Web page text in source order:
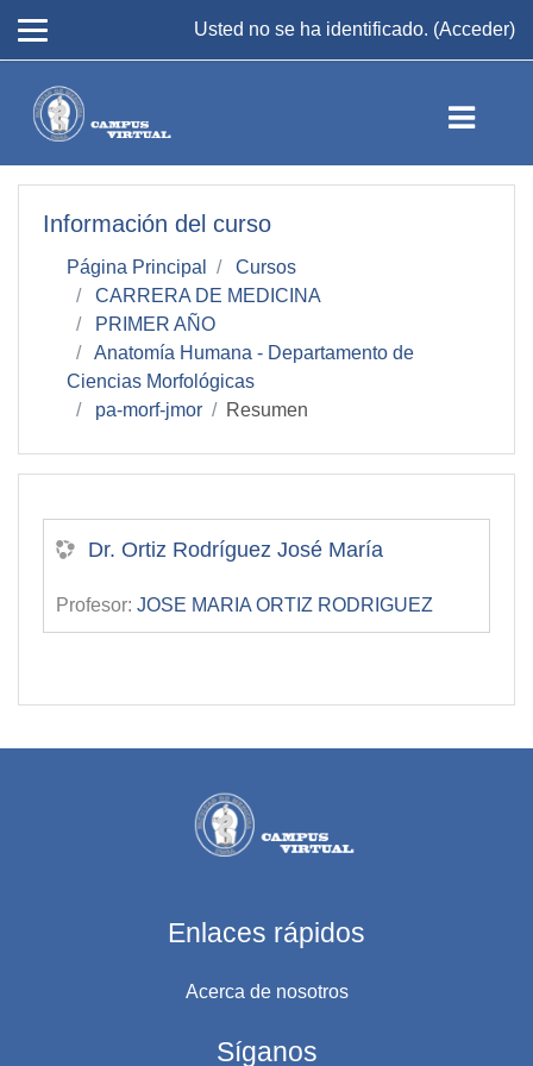
Usted no se ha identificado. (Acceder)
Información del curso
Página Principal
Cursos
CARRERA DE MEDICINA
PRIMER AÑO
Anatomía Humana - Departamento de
Ciencias Morfológicas
pa-morf-jmor
Resumen
Dr. Ortiz Rodríguez José María
Profesor: JOSE MARIA ORTIZ RODRIGUEZ
Enlaces rápidos
Acerca de nosotros
Síganos